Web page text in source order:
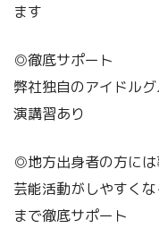
ます
◎徹底サポート
弊社独自のアイドル
演講習あり
◎地方出身者の方に
芸能活動がしやすく
まで徹底サポート